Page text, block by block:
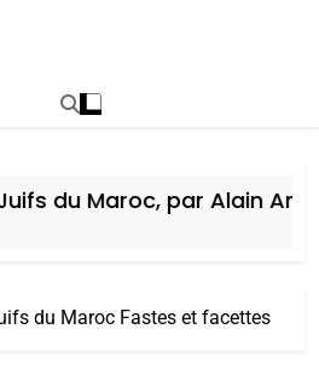
du Maroc, par Alain Amiel
du Maroc Fastes et facettes